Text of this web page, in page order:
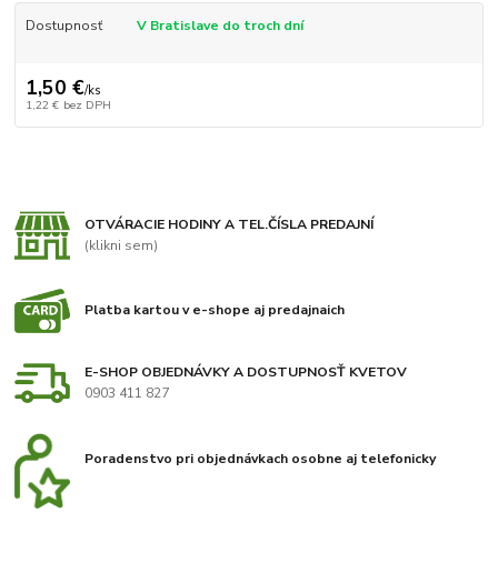
Dostupnosť V Bratislave do troch dní
1,50 €/ks
1,22 € bez DPH
OTVÁRACIE HODINY A TEL.ČÍSLA PREDAJNÍ
(klikni sem)
Platba kartou v e-shope aj predajnaich
E-SHOP OBJEDNÁVKY A DOSTUPNOSŤ KVETOV
0903 411 827
Poradenstvo pri objednávkach osobne aj telefonicky